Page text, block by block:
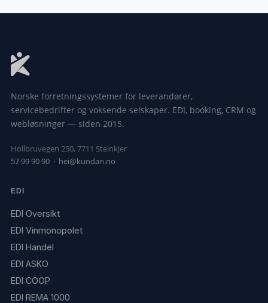
Norske forretningssystemer for leverandører,
servicebedrifter og voksende selskaper. EDI, booking, CRM og
webløsninger — siden 2015.
Hollbruvegen 250, 7711 Steinkjer
57 99 90 90 · hei@kundan.no
EDI
EDI Oversikt
EDI Vinmonopolet
EDI Handel
EDI ASKO
EDI COOP
EDI REMA 1000